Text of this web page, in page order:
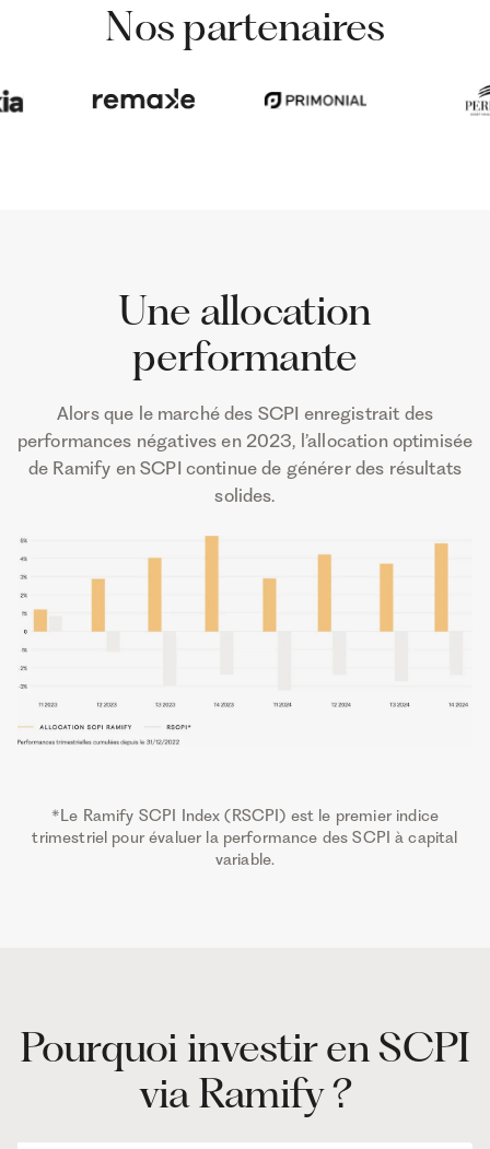
Nos partenaires
Une allocation
performante
Alors que le marché des SCPI enregistrait des
performances négatives en 2023, l’allocation optimisée
de Ramify en SCPI continue de générer des résultats
solides.
*Le Ramify SCPI Index (RSCPI) est le premier indice
trimestriel pour évaluer la performance des SCPI à capital
variable.
Pourquoi investir en SCPI
via Ramify ?